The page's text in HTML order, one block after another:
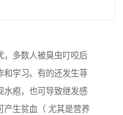
，多数人被臭虫叮咬后
和学习。有的还发生荨
水疱，也可导致继发感
产生贫血（ 尤其是营养